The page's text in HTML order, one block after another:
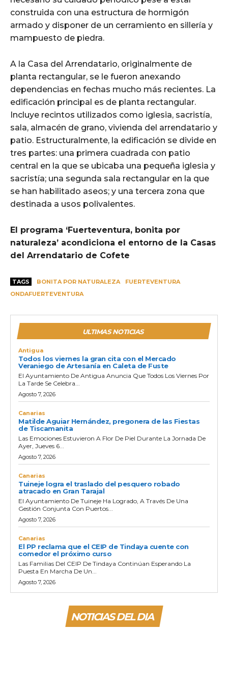
construida con una estructura de hormigón
armado y disponer de un cerramiento en sillería y
mampuesto de piedra.
A la Casa del Arrendatario, originalmente de
planta rectangular, se le fueron anexando
dependencias en fechas mucho más recientes. La
edificación principal es de planta rectangular.
Incluye recintos utilizados como iglesia, sacristía,
sala, almacén de grano, vivienda del arrendatario y
patio. Estructuralmente, la edificación se divide en
tres partes: una primera cuadrada con patio
central en la que se ubicaba una pequeña iglesia y
sacristía; una segunda sala rectangular en la que
se han habilitado aseos; y una tercera zona que
destinada a usos polivalentes.
El programa ‘Fuerteventura, bonita por
naturaleza’ acondiciona el entorno de la Casas
del Arrendatario de Cofete
TAGS BONITA POR NATURALEZA
FUERTEVENTURA
ONDAFUERTEVENTURA
ULTIMAS NOTICIAS
Antigua
Todos los viernes la gran cita con el Mercado
Veraniego de Artesanía en Caleta de Fuste
El Ayuntamiento De Antigua Anuncia Que Todos Los Viernes Por
La Tarde Se Celebra...
Agosto 7, 2026
Canarias
Matilde Aguiar Hernández, pregonera de las Fiestas
de Tiscamanita
Las Emociones Estuvieron A Flor De Piel Durante La Jornada De
Ayer, Jueves 6...
Agosto 7, 2026
Canarias
Tuineje logra el traslado del pesquero robado
atracado en Gran Tarajal
El Ayuntamiento De Tuineje Ha Logrado, A Través De Una
Gestión Conjunta Con Puertos...
Agosto 7, 2026
Canarias
El PP reclama que el CEIP de Tindaya cuente con
comedor el próximo curso
Las Familias Del CEIP De Tindaya Continúan Esperando La
Puesta En Marcha De Un...
Agosto 7, 2026
NOTICIAS DEL DIA